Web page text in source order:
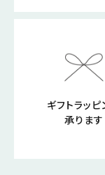
ギフトラッピ
承ります